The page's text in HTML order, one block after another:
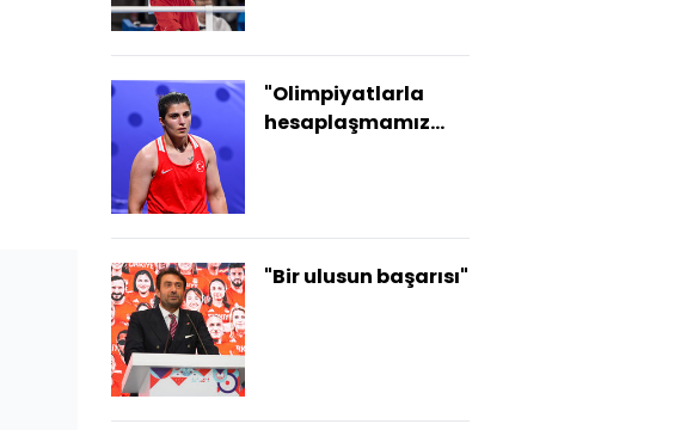
"Olimpiyatlarla
hesaplaşmamız
"Bir ulusun başarısı"